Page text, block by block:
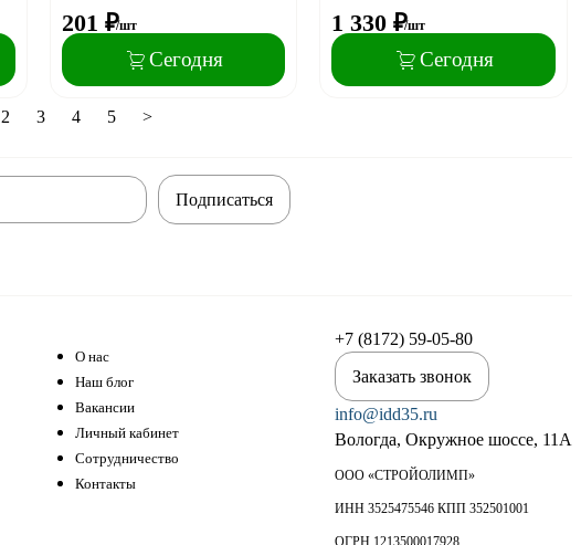
201 ₽/шт
Сегодня
1 330 ₽/шт
Сегодня
2 3 4 5 >
Подписаться
О нас
Наш блог
Вакансии
Личный кабинет
Сотрудничество
Контакты
+7 (8172) 59-05-80
Заказать звонок
info@idd35.ru
Вологда, Окружное шоссе, 11А
ООО «СТРОЙОЛИМП»
ИНН 3525475546 КПП 352501001
ОГРН 1213500017928